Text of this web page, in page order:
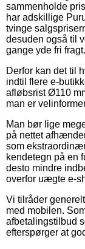
sammenholde
har adskillige
tvinge
desuden også til
gange yde fri fragt.
Derfor kan det til
indtil flere e-
afløbsrist Ø110
man er
Man bør lige
på nettet
som
kendetegn på en
desto mindre
overfor uægte e-
Vi tilråder
med mobilen.
afbetalingstilbud
efterspørger at